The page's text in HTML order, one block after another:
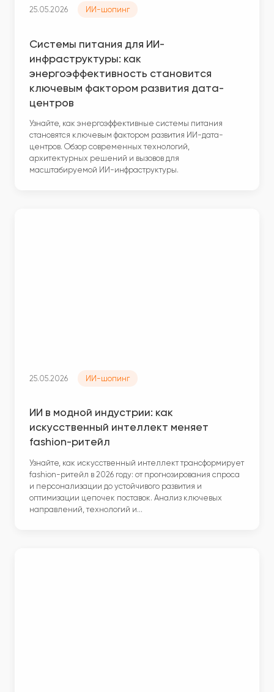
25.05.2026 ИИ-шопинг
Системы питания для ИИ-
инфраструктуры: как
энергоэффективность становится
ключевым фактором развития дата-
центров
Узнайте, как энергоэффективные системы питания
становятся ключевым фактором развития ИИ-дата-
центров. Обзор современных технологий,
архитектурных решений и вызовов для
масштабируемой ИИ-инфраструктуры.
25.05.2026 ИИ-шопинг
ИИ в модной индустрии: как
искусственный интеллект меняет
fashion-ритейл
Узнайте, как искусственный интеллект трансформирует
fashion-ритейл в 2026 году: от прогнозирования спроса
и персонализации до устойчивого развития и
оптимизации цепочек поставок. Анализ ключевых
направлений, технологий и…